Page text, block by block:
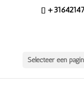
Selecteer een